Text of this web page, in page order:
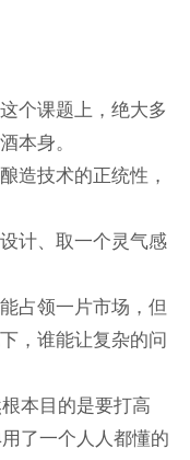
个课题上，绝大多
本身。
造技术的正统性，
计、取一个灵气感
占领一片市场，但
，谁能让复杂的问
本目的是要打高
了一个人人都懂的